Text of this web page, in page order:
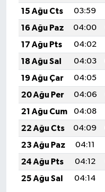
15 Ağu Cts
03:59
16 Ağu Paz
04:00
17 Ağu Pts
04:02
18 Ağu Sal
04:03
19 Ağu Çar
04:05
20 Ağu Per
04:06
21 Ağu Cum
04:08
22 Ağu Cts
04:09
23 Ağu Paz
04:11
24 Ağu Pts
04:12
25 Ağu Sal
04:14